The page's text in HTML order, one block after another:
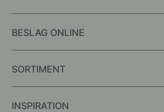
BESLAG ONLINE
SORTIMENT
INSPIRATION